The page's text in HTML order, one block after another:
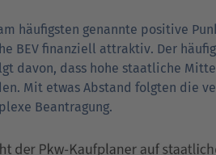
häufigsten genannte positive
BEV finanziell attraktiv. Der
davon, dass hohe staat­liche
Mit etwas Abstand folgten die
Beantragung.